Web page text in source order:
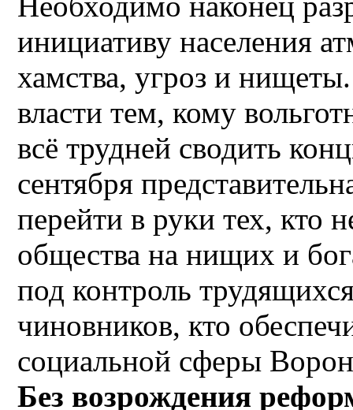
инициативу населения
хамства, угроз и
власти тем, кому
всё трудней сводить
сентября
перейти в руки тех, кто
общества на нищих и
под контроль
чиновников, кто
социальной сферы
Без возрождения